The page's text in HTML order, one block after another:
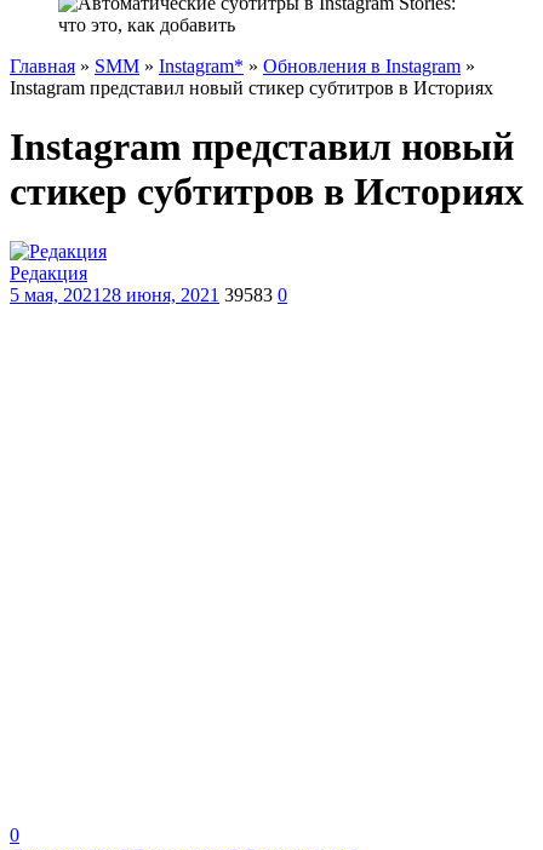
Главная » SMM » Instagram* » Обновления в Instagram »
Instagram представил новый стикер субтитров в Историях
Instagram представил новый
стикер субтитров в Историях
Редакция
5 мая, 2021 28 июня, 2021 39583 0
0